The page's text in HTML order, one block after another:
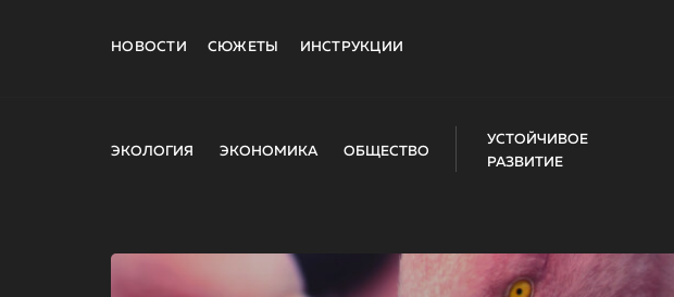
НОВОСТИ СЮЖЕТЫ ИНСТРУКЦИИ
ЭКОЛОГИЯ ЭКОНОМИКА ОБЩЕСТВО
УСТОЙЧИВОЕ
РАЗВИТИЕ